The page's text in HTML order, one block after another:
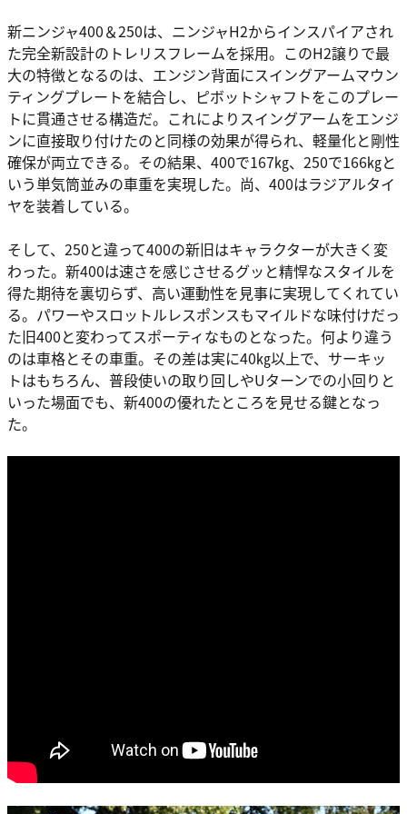
新ニンジャ400＆250は、ニンジャH2からインスパイアされ
た完全新設計のトレリスフレームを採用。このH2譲りで最
大の特徴となるのは、エンジン背面にスイングアームマウン
ティングプレートを結合し、ピボットシャフトをこのプレー
トに貫通させる構造だ。これによりスイングアームをエンジ
ンに直接取り付けたのと同様の効果が得られ、軽量化と剛性
確保が両立できる。その結果、400で167㎏、250で166㎏と
いう単気筒並みの車重を実現した。尚、400はラジアルタイ
ヤを装着している。
そして、250と違って400の新旧はキャラクターが大きく変
わった。新400は速さを感じさせるグッと精悍なスタイルを
得た期待を裏切らず、高い運動性を見事に実現してくれてい
る。パワーやスロットルレスポンスもマイルドな味付けだっ
た旧400と変わってスポーティなものとなった。何より違う
のは車格とその車重。その差は実に40㎏以上で、サーキッ
トはもちろん、普段使いの取り回しやUターンでの小回りと
いった場面でも、新400の優れたところを見せる鍵となっ
た。